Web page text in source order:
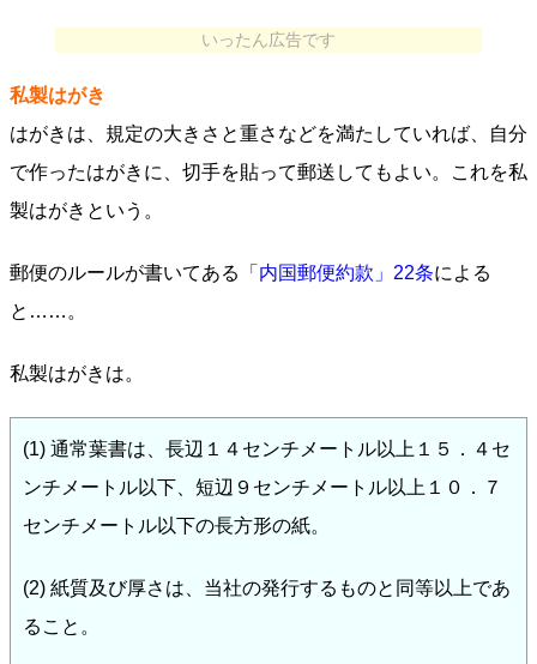
いったん広告です
私製はがき
はがきは、規定の大きさと重さなどを満たしていれば、自分
で作ったはがきに、切手を貼って郵送してもよい。これを私
製はがきという。
郵便のルールが書いてある 「内国郵便約款」22条による
と……。
私製はがきは。
(1) 通常葉書は、長辺１４センチメートル以上１５．４セ
ンチメートル以下、短辺９センチメートル以上１０．７
センチメートル以下の長方形の紙。
(2) 紙質及び厚さは、当社の発行するものと同等以上であ
ること。